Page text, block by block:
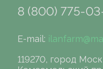
8 (800) 775-
E-mail:
119270, город